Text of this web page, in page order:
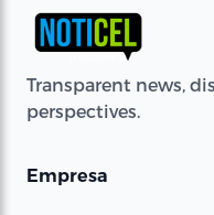
Transparent news,
perspectives.
Empresa